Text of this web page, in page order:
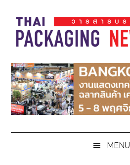
main
content
secondary
menu
primary
sidebar
footer
Thai
Pack
Magazine
Pack
Magazine
MENU